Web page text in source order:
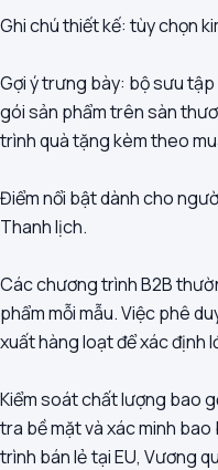
Ghi chú thiết kế: tùy chọn
Gợi ý trưng bày: bộ sưu
gói sản phẩm trên sàn
trình quà tặng kèm theo
Điểm nổi bật dành cho
Thanh lịch.
Các chương trình B2B
phẩm mỗi mẫu. Việc phê
xuất hàng loạt để xác định
Kiểm soát chất lượng bao
tra bề mặt và xác minh
trình bán lẻ tại EU, Vương